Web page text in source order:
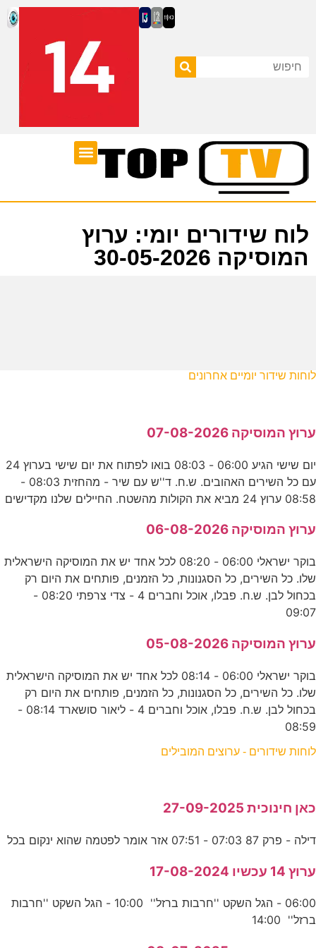
לוח שידורים יומי: ערוץ
המוסיקה 30-05-2026
לוחות שידור יומיים אחרונים
ערוץ המוסיקה 07-08-2026
יום שישי הגיע 06:00 - 08:03 בואו לפתוח את יום שישי בערוץ 24
עם כל השירים האהובים. ש.ח. ד''ש עם שיר - מהחזית 08:03 -
08:58 ערוץ 24 מביא את הקולות מהשטח. החיילים שלנו מקדישים
ערוץ המוסיקה 06-08-2026
בוקר ישראלי 06:00 - 08:20 לכל אחד יש את המוסיקה הישראלית
שלו. כל השירים, כל הסגנונות, כל הזמנים, פותחים את היום רק
בכחול לבן. ש.ח. פבלו, אוכל וחברים 4 - צדי צרפתי 08:20 -
09:07
ערוץ המוסיקה 05-08-2026
בוקר ישראלי 06:00 - 08:14 לכל אחד יש את המוסיקה הישראלית
שלו. כל השירים, כל הסגנונות, כל הזמנים, פותחים את היום רק
בכחול לבן. ש.ח. פבלו, אוכל וחברים 4 - ליאור סושארד 08:14 -
08:59
לוחות שידורים - ערוצים המובילים
כאן חינוכית 27-09-2025
דילה - פרק 87 07:03 - 07:51 אזר אומר לפטמה שהוא ינקום בכל
ערוץ 14 עכשיו 17-08-2024
06:00 - הגל השקט ''חרבות ברזל'' 10:00 - הגל השקט ''חרבות
ברזל'' 14:00